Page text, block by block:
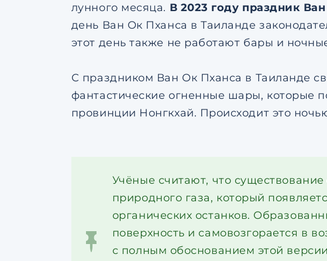
лунного месяца. В 2023 году праздник
день Ван Ок Пханса в Таиланде
этот день также не работают бары и
С праздником Ван Ок Пханса в Таиланде
фантастические огненные шары, которые
провинции Нонгкхай. Происходит это
Учёные считают, что
природного газа, который
органических останков.
поверхность и самовозгорается в
с полным обоснованием этой